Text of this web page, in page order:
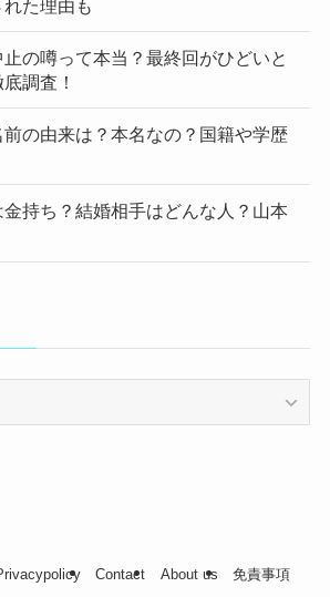
た理由も
の噂って本当？最終回がひどいと
調査！
の由来は？本名なの？国籍や学歴
持ち？結婚相手はどんな人？山本
Contact About us 免責事項